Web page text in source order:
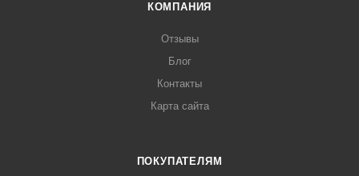
КОМПАНИЯ
Отзывы
Блог
Контакты
Карта сайта
ПОКУПАТЕЛЯМ